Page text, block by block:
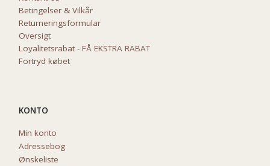
Betingelser & Vilkår
Returneringsformular
Oversigt
Loyalitetsrabat - FÅ EKSTRA RABAT
Fortryd købet
KONTO
Min konto
Adressebog
Ønskeliste